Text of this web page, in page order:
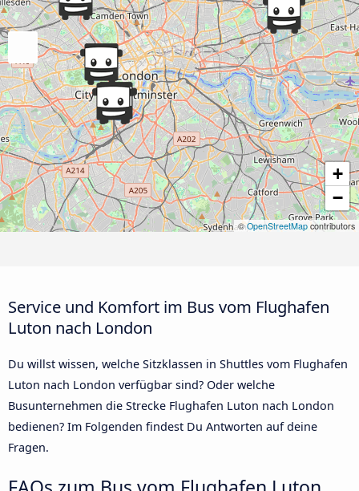
+
−
©OpenStreetMap contributors
Service und Komfort im Bus vom Flughafen
Luton nach London
Du willst wissen, welche Sitzklassen in Shuttles vom Flughafen
Luton nach London verfügbar sind? Oder welche
Busunternehmen die Strecke Flughafen Luton nach London
bedienen? Im Folgenden findest Du Antworten auf deine
Fragen.